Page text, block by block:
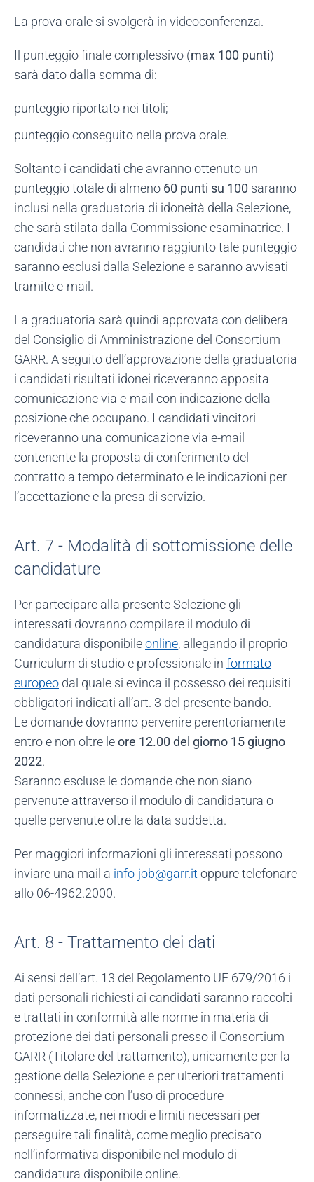
La prova orale si svolgerà in videoconferenza.
Il punteggio finale complessivo (max 100 punti)
sarà dato dalla somma di:
punteggio riportato nei titoli;
punteggio conseguito nella prova orale.
Soltanto i candidati che avranno ottenuto un
punteggio totale di almeno 60 punti su 100 saranno
inclusi nella graduatoria di idoneità della Selezione,
che sarà stilata dalla Commissione esaminatrice. I
candidati che non avranno raggiunto tale punteggio
saranno esclusi dalla Selezione e saranno avvisati
tramite e-mail.
La graduatoria sarà quindi approvata con delibera
del Consiglio di Amministrazione del Consortium
GARR. A seguito dell’approvazione della graduatoria
i candidati risultati idonei riceveranno apposita
comunicazione via e-mail con indicazione della
posizione che occupano. I candidati vincitori
riceveranno una comunicazione via e-mail
contenente la proposta di conferimento del
contratto a tempo determinato e le indicazioni per
l’accettazione e la presa di servizio.
Art. 7 - Modalità di sottomissione delle
candidature
Per partecipare alla presente Selezione gli
interessati dovranno compilare il modulo di
candidatura disponibileonline, allegando il proprio
Curriculum di studio e professionale in formato
europeo dal quale si evinca il possesso dei requisiti
obbligatori indicati all’art. 3 del presente bando.
Le domande dovranno pervenire perentoriamente
entro e non oltre leore 12.00 del giorno 15 giugno
2022.
Saranno escluse le domande che non siano
pervenute attraverso il modulo di candidatura o
quelle pervenute oltre la data suddetta.
Per maggiori informazioni gli interessati possono
inviare una mail a info-job@garr.it oppure telefonare
allo 06-4962.2000.
Art. 8 - Trattamento dei dati
Ai sensi dell’art. 13 del Regolamento UE 679/2016 i
dati personali richiesti ai candidati saranno raccolti
e trattati in conformità alle norme in materia di
protezione dei dati personali presso il Consortium
GARR (Titolare del trattamento), unicamente per la
gestione della Selezione e per ulteriori trattamenti
connessi, anche con l’uso di procedure
informatizzate, nei modi e limiti necessari per
perseguire tali finalità, come meglio precisato
nell’informativa disponibile nel modulo di
candidatura disponibile online.